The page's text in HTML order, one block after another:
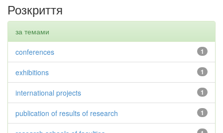
Розкриття
за темами
1
conferences
1
exhibitions
1
international projects
1
publication of results of research